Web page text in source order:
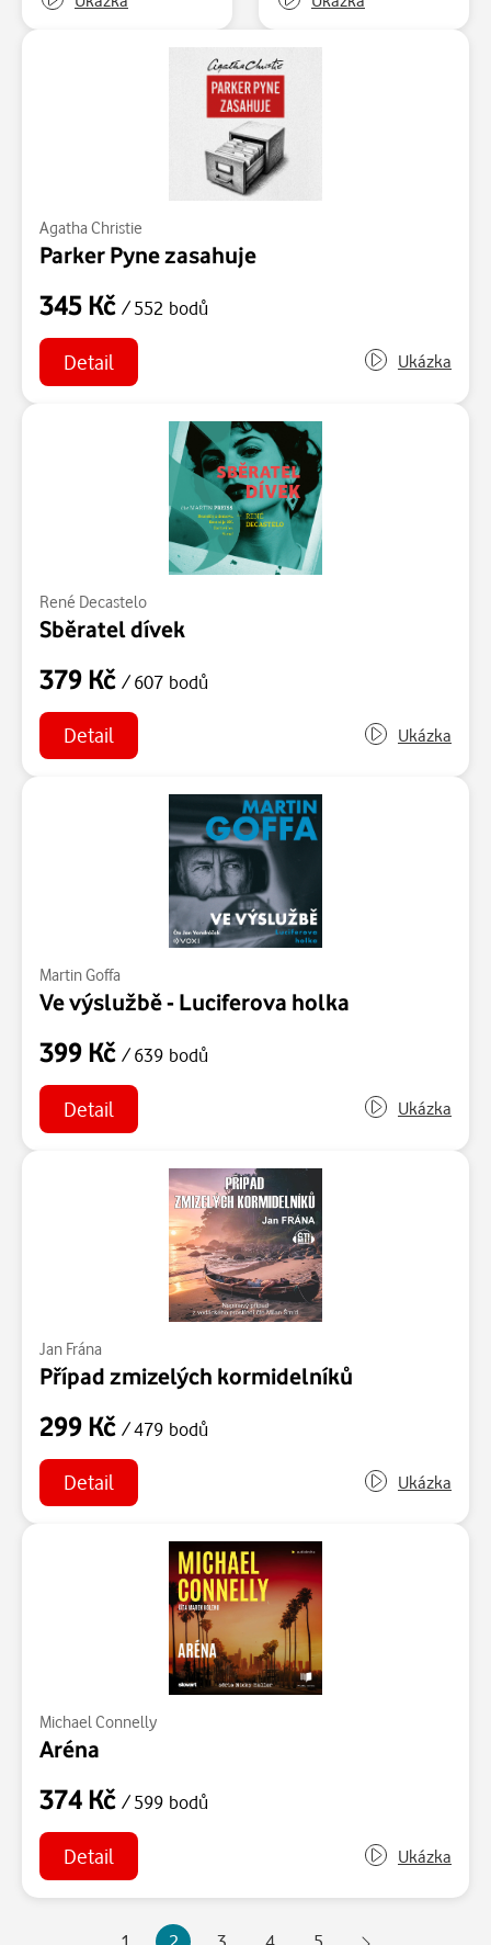
Agatha Christie
Parker Pyne zasahuje
345 Kč / 552 bodů
Detail Ukázka
René Decastelo
Sběratel dívek
379 Kč / 607 bodů
Detail Ukázka
Martin Goffa
Ve výslužbě - Luciferova holka
399 Kč / 639 bodů
Detail Ukázka
Jan Frána
Případ zmizelých kormidelníků
299 Kč / 479 bodů
Detail Ukázka
Michael Connelly
Aréna
374 Kč / 599 bodů
Detail Ukázka